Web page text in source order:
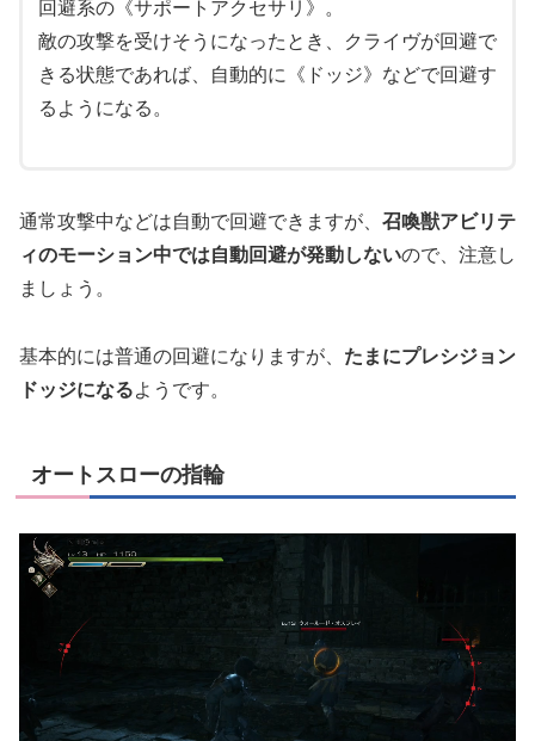
回避系の《サポートアクセサリ》。
敵の攻撃を受けそうになったとき、クライヴが回避で
きる状態であれば、自動的に《ドッジ》などで回避す
るようになる。
通常攻撃中などは自動で回避できますが、 召喚獣アビリテ
ィのモーション中では自動回避が発動しないので、注意し
ましょう。
基本的には普通の回避になりますが、 たまにプレシジョン
ドッジになるようです。
オートスローの指輪